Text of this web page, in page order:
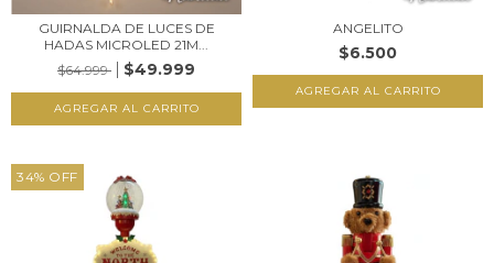
GUIRNALDA DE LUCES DE
HADAS MICROLED 21M...
$64.999
$49.999
ANGELITO
$6.500
34% OFF